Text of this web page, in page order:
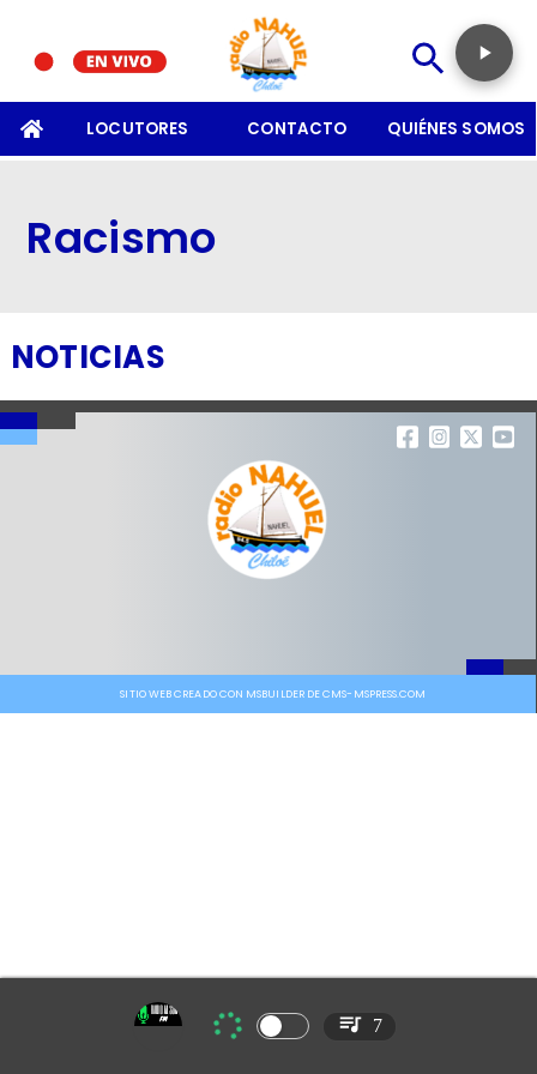
LOCUTORES CONTACTO QUIÉNES SOMOS
Racismo
NOTICIAS
SITIO WEB CREADO CON MSBUILDER DE CMS-MSPRESS.COM
7